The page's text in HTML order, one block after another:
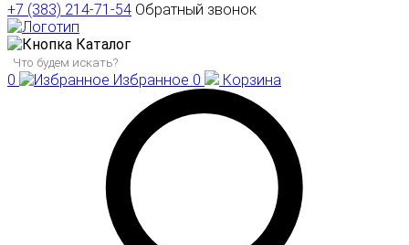
+7 (383) 214-71-54 Обратный звонок
Каталог
0 Избранное 0 Корзина